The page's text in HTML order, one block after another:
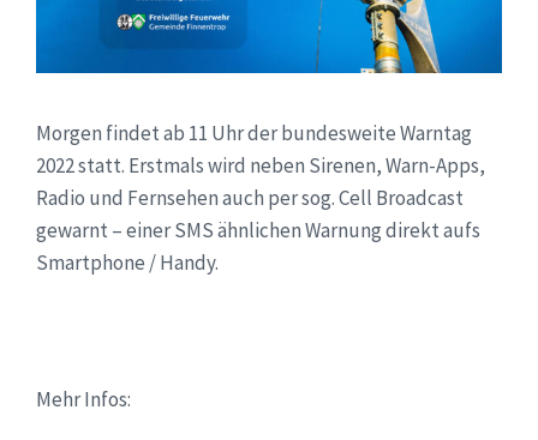
Morgen findet ab 11 Uhr der bundesweite Warntag
2022 statt. Erstmals wird neben Sirenen, Warn-Apps,
Radio und Fernsehen auch per sog. Cell Broadcast
gewarnt – einer SMS ähnlichen Warnung direkt aufs
Smartphone / Handy.
Mehr Infos: